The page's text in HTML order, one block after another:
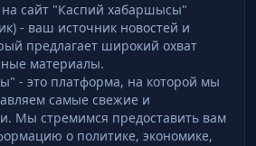
сайт "Каспий хабаршысы"
- ваш источник новостей и
предлагает широкий охват
материалы.
- это платформа, на которой мы
самые свежие и
Мы стремимся предоставить вам
о политике, экономике,